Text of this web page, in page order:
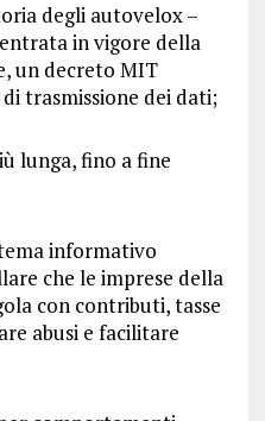
degli autovelox –
in vigore della
un decreto MIT
trasmissione dei dati;
lunga, fino a fine
informativo
che le imprese della
con contributi, tasse
abusi e facilitare